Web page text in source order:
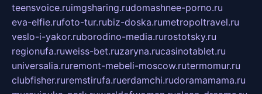
teensvoice.ruimgsharing.rudomashnee-porno.ru
eva-elfie.rufoto-tur.rubiz-doska.rumetropoltravel.ru
veslo-i-yakor.ruborodino-media.rurostotsky.ru
regionufa.ruweiss-bet.ruzaryna.rucasinotablet.ru
universalia.ruremont-mebeli-moscow.rutermomur.ru
clubfisher.ruremstirufa.ruerdamchi.rudoramamama.ru